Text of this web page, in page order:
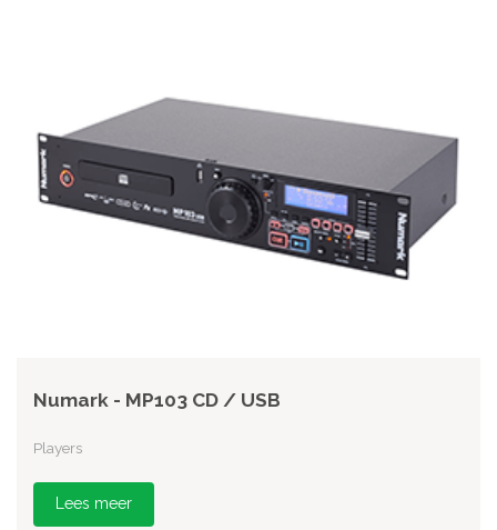
Numark - MP103 CD / USB
Players
Lees meer